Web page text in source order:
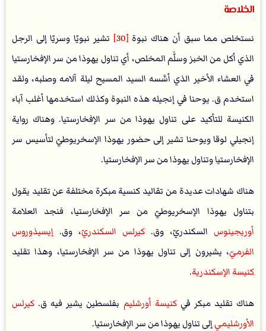
الخلاصة
نستخلص مما سبق أن هناك نبوة [30]
تشير نبويًا وسريًا إلى الرجل
الذي أكل من الخبز وسلَّم المخلص، أي تناول يهوذا من سر الإفخارستيا
في العشاء الأخير الذي أسَّسه السيد المسيح ليلة آلامه وصلبه، ولقد
استخدم ق. يوحنا في إنجيله هذه النبوة وكذلك استخدمها أغلب آباء
الكنيسة للتأكيد على تناول يهوذا من سر الإفخارستيا. وهناك رواية
إنجيلي لوقا ويوحنا تشير إلى حضور يهوذا الإسخريوطيّ لتأسيس سر
الإفخارستيا وتناول يهوذا من سر الإفخارستيا.
هناك شهادات عديدة من تقاليد كنسية مبكرة مختلفة عن تقليد يقول
بتناول يهوذا الإسخريوطيّ من سر الإفخارستيا، فنجد العلامة
أوريجينوس السكندريّ، وق. كيرلس السكندريّ، وق. إيسيذوروس
الفرميّ، يشيرون إلى تناول يهوذا من سر الإفخارستيا، وهذا تقليد
كنيسة الإسكندرية.
هناك تقليد مبكر فيكنيسة أورشليم بفلسطين يشير فيه ق. كيرلس
الأورشليميإلى تناول يهوذا من سر الإفخارستيا.